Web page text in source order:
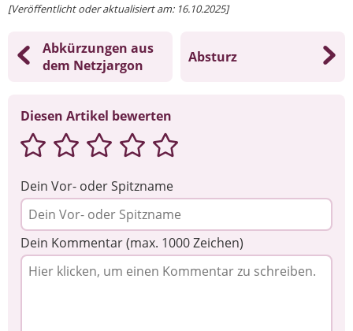
[Veröffentlicht oder aktualisiert am: 16.10.2025]
Abkürzungen aus
dem Netzjargon
Absturz
Diesen Artikel bewerten
Dein Vor- oder Spitzname
Dein Kommentar (max. 1000 Zeichen)